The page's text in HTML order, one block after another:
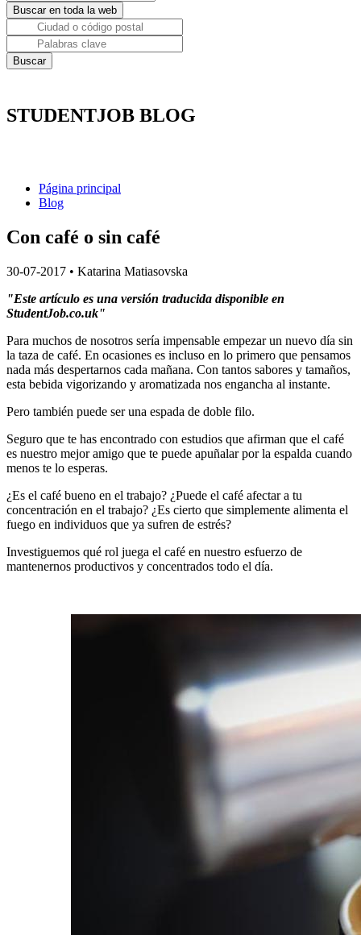
STUDENTJOB BLOG
Página principal
Blog
Con café o sin café
30-07-2017 • Katarina Matiasovska
"Este artículo es una versión traducida disponible en
StudentJob.co.uk"
Para muchos de nosotros sería impensable empezar un nuevo día sin
la taza de café. En ocasiones es incluso en lo primero que pensamos
nada más despertarnos cada mañana. Con tantos sabores y tamaños,
esta bebida vigorizando y aromatizada nos engancha al instante.
Pero también puede ser una espada de doble filo.
Seguro que te has encontrado con estudios que afirman que el café
es nuestro mejor amigo que te puede apuñalar por la espalda cuando
menos te lo esperas.
¿Es el café bueno en el trabajo? ¿Puede el café afectar a tu
concentración en el trabajo? ¿Es cierto que simplemente alimenta el
fuego en individuos que ya sufren de estrés?
Investiguemos qué rol juega el café en nuestro esfuerzo de
mantenernos productivos y concentrados todo el día.